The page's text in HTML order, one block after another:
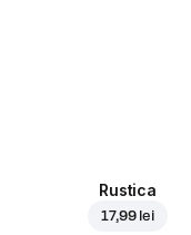
Rustica
17,99 lei